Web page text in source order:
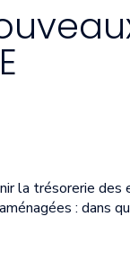
la trésorerie
: dans